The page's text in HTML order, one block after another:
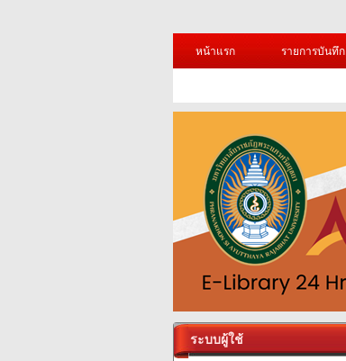
หน้าแรก
รายการบันทึก
ระบบผู้ใช้